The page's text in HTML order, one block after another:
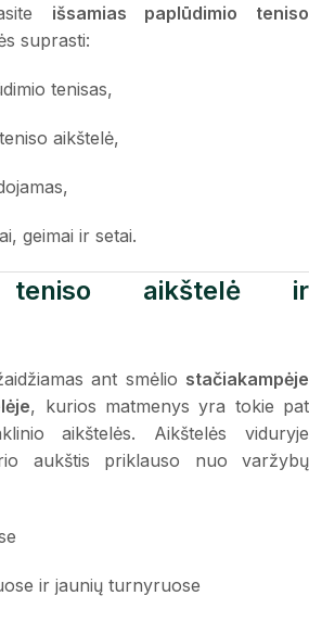
išsamias paplūdimio teniso
suprasti:
tenisas,
aikštelė,
geimai ir setai.
teniso aikštelė ir
ant smėlio stačiakampėje
, kurios matmenys yra tokie pat
aikštelės. Aikštelės viduryje
aukštis priklauso nuo varžybų
ir jaunių turnyruose